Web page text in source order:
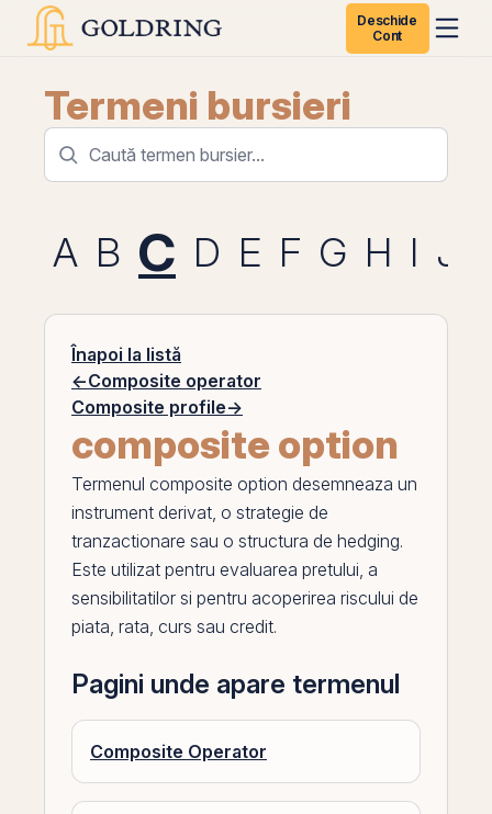
Deschide
Cont
Termeni bursieri
A B C D E F G H I J
Înapoi la listă
←Composite operator
Composite profile→
composite option
Termenul composite option desemneaza un
instrument derivat, o strategie de
tranzactionare sau o structura de hedging.
Este utilizat pentru evaluarea pretului, a
sensibilitatilor si pentru acoperirea riscului de
piata, rata, curs sau credit.
Pagini unde apare termenul
Composite Operator